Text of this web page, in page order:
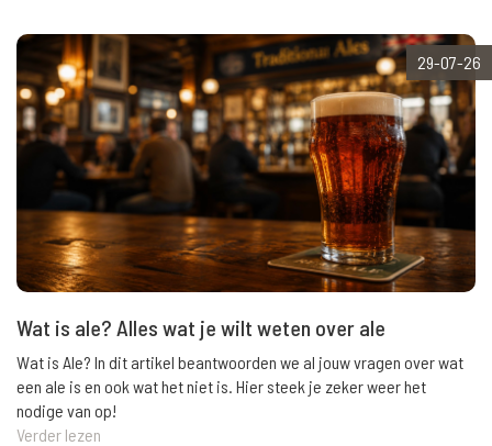
29-07-26
Wat is ale? Alles wat je wilt weten over ale
Wat is Ale? In dit artikel beantwoorden we al jouw vragen over wat
een ale is en ook wat het niet is. Hier steek je zeker weer het
nodige van op!
Verder lezen